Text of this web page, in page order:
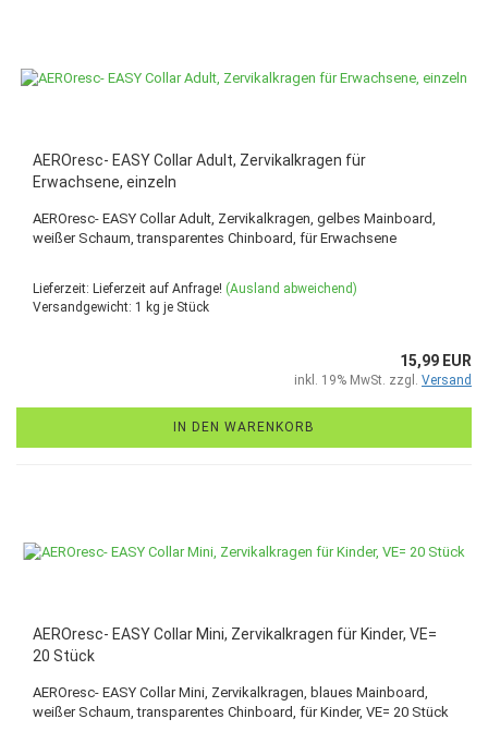
AEROresc- EASY Collar Adult, Zervikalkragen für
Erwachsene, einzeln
AEROresc- EASY Collar Adult, Zervikalkragen, gelbes Mainboard,
weißer Schaum, transparentes Chinboard, für Erwachsene
Lieferzeit: Lieferzeit auf Anfrage! (Ausland abweichend)
Versandgewicht: 1 kg je Stück
15,99 EUR
inkl. 19% MwSt. zzgl. Versand
IN DEN WARENKORB
AEROresc- EASY Collar Mini, Zervikalkragen für Kinder, VE=
20 Stück
AEROresc- EASY Collar Mini, Zervikalkragen, blaues Mainboard,
weißer Schaum, transparentes Chinboard, für Kinder, VE= 20 Stück